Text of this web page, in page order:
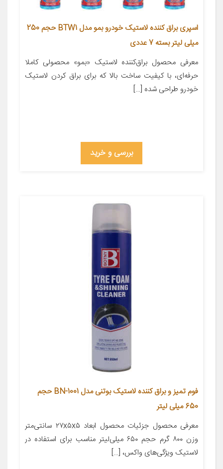
اسپری براق کننده لاستیک خودرو بمو مدل BTW1 حجم 250
میلی لیتر بسته 7 عددی
معرفی محصول براق‌کننده‌ لاستیک «بمو» محصولی کاملا
حرفه‌ای، با کیفیت ساخت بالا که برای براق ‌کردن لاستیک
خودرو طراحی ‌شده […]
بررسی و خرید
فوم تمیز و براق کننده لاستیک بوتنی مدل BN-1001 حجم
650 میلی لیتر
معرفی محصول جزئیات محصول ابعاد ۲۷x۵x۵ سانتی‌متر
وزن ۸۰۰ گرم حجم ۶۵۰ میلی‌لیتر مناسب برای استفاده در
لاستیک ویژگی‌های واکس، […]